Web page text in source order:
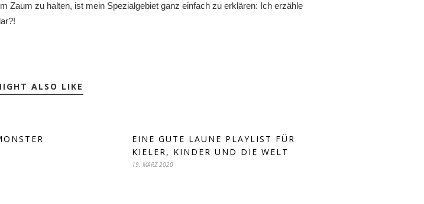
Zaum zu halten, ist mein Spezialgebiet ganz einfach zu erklären: Ich erzähle
ALSO LIKE
EINE GUTE LAUNE PLAYLIST FÜR
KIELER, KINDER UND DIE WELT
19. MÄRZ 2020